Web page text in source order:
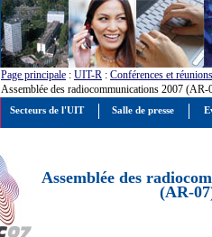
Page principale : UIT-R : Conférences et réunions
Assemblée des radiocommunications 2007 (AR-
Assemblée des
(AR-
Secteurs de l'UIT Salle de presse